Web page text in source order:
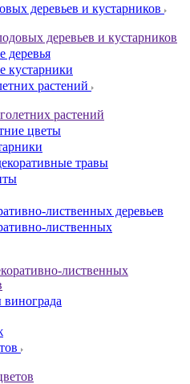
деревьев и кустарников
деревьев и кустарников
деревья
кустарники
растений
растений
цветы
травы
лиственных деревьев
лиственных
лиственных